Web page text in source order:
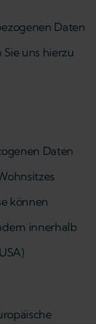
Daten
uns hierzu
Daten
können
innerhalb